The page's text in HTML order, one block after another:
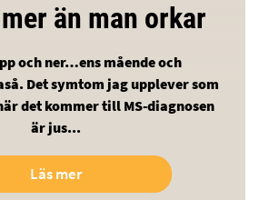
än man orkar
och ner…ens mående och
Det symtom jag upplever som
det kommer till MS-diagnosen
är jus...
Läs mer